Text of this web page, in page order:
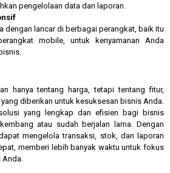
pengelolaan data dan laporan.
dengan lancar di berbagai perangkat, baik itu
mobile, untuk kenyamanan Anda
hanya tentang harga, tetapi tentang fitur,
diberikan untuk kesuksesan bisnis Anda.
solusi yang lengkap dan efisien bagi bisnis
atau sudah berjalan lama. Dengan
mengelola transaksi, stok, dan laporan
memberi lebih banyak waktu untuk fokus
Anda.